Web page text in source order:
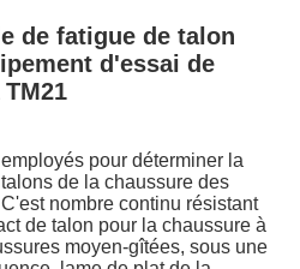
de fatigue de talon
d'essai de
pour déterminer la
de la chaussure des
nombre continu résistant
de talon pour la chaussure à
moyen-gîtées, sous une